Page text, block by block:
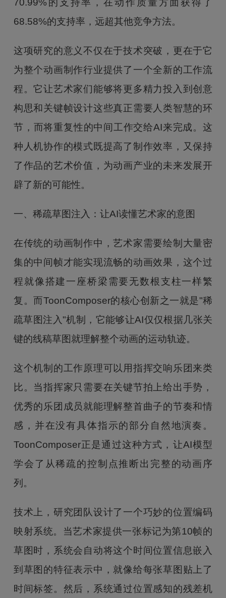
70.99%的支持率，在动作质量方面获得了
68.58%的支持率，远超其他竞争方法。
这项研究的意义不仅在于技术突破，更在于它
为整个动画制作行业提供了一个全新的工作流
程。它让艺术家们能够将更多精力投入到创意
构思和关键帧设计这些真正需要人类智慧的环
节，而将重复性的中间工作交给AI来完成。这
种人机协作的模式既提高了制作效率，又保持
了作品的艺术价值，为动画产业的未来发展开
辟了新的可能性。
一、稀疏草图注入：让AI读懂艺术家的意图
在传统的动画制作中，艺术家需要绘制大量密
集的中间帧才能实现流畅的动画效果，这个过
程就像搭建一座桥梁需要无数根支柱一样繁
复。而ToonComposer的核心创新之一就是"稀
疏草图注入"机制，它能够让AI仅仅根据几张关
键的线稿草图就理解整个动画的运动轨迹。
这个机制的工作原理可以用指挥交响乐团来类
比。当指挥家只需要在关键节拍上给出手势，
优秀的乐团成员就能理解整首曲子的节奏和情
感，并在没有具体指示的部分自然地演奏。
ToonComposer正是通过这种方式，让AI模型
学会了从稀疏的控制点推断出完整的动画序
列。
技术上，研究团队设计了一个巧妙的位置编码
映射系统。当艺术家提供一张标记为第10帧的
草图时，系统会自动将这个时间位置信息嵌入
到草图的特征表示中，就像给每张草图贴上了
时间标签。然后，系统通过位置感知的残差机